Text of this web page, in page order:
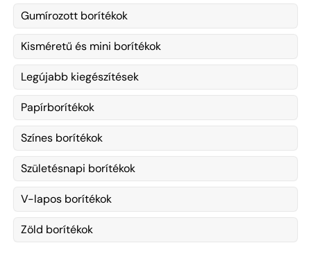
Gumírozott borítékok
Kisméretű és mini borítékok
Legújabb kiegészítések
Papírborítékok
Színes borítékok
Születésnapi borítékok
V-lapos borítékok
Zöld borítékok